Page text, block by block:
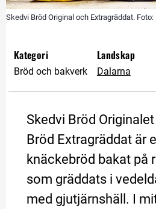
Skedvi Bröd Original och Extragräddat.
Kategori
Bröd och bakverk
Landskap
Dalarna
Skedvi Bröd
Bröd Extragräddat är
knäckebröd bakat på
som gräddats i
med gjutjärnshäll. I